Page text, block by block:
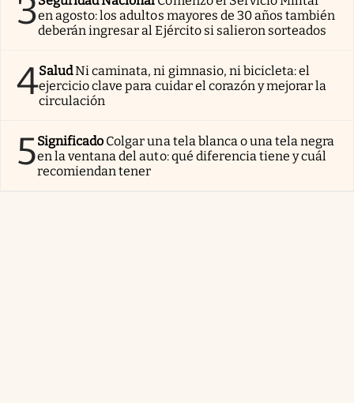
3en agosto: los adultos mayores de 30 años también
deberán ingresar al Ejército si salieron sorteados
4SaludNi caminata, ni gimnasio, ni bicicleta: el
ejercicio clave para cuidar el corazón y mejorar la
circulación
5Significado Colgar una tela blanca o una tela negra
en la ventana del auto: qué diferencia tiene y cuál
recomiendan tener